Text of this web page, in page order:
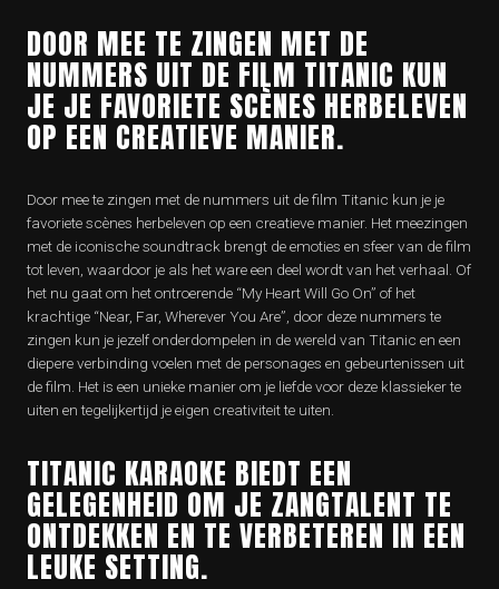
DOOR MEE TE ZINGEN MET DE
NUMMERS UIT DE FILM TITANIC KUN
JE JE FAVORIETE SCÈNES HERBELEVEN
OP EEN CREATIEVE MANIER.
Door mee te zingen met de nummers uit de film Titanic kun je je
favoriete scènes herbeleven op een creatieve manier. Het meezingen
met de iconische soundtrack brengt de emoties en sfeer van de film
tot leven, waardoor je als het ware een deel wordt van het verhaal. Of
het nu gaat om het ontroerende “My Heart Will Go On” of het
krachtige “Near, Far, Wherever You Are”, door deze nummers te
zingen kun je jezelf onderdompelen in de wereld van Titanic en een
diepere verbinding voelen met de personages en gebeurtenissen uit
de film. Het is een unieke manier om je liefde voor deze klassieker te
uiten en tegelijkertijd je eigen creativiteit te uiten.
TITANIC KARAOKE BIEDT EEN
GELEGENHEID OM JE ZANGTALENT TE
ONTDEKKEN EN TE VERBETEREN IN EEN
LEUKE SETTING.